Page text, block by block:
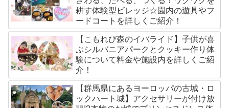
耕す体験型ビレッジ☆園内の遊具やフ
ードコートを詳しくご紹介！
【こもれび森のイバライド】子供が喜
ぶシルバニアパークとクッキー作り体
験について料金や施設内を詳しくご紹
介！
【群馬県にあるヨーロッパの古城・ロ
ックハート城】アクセサリーが付け放